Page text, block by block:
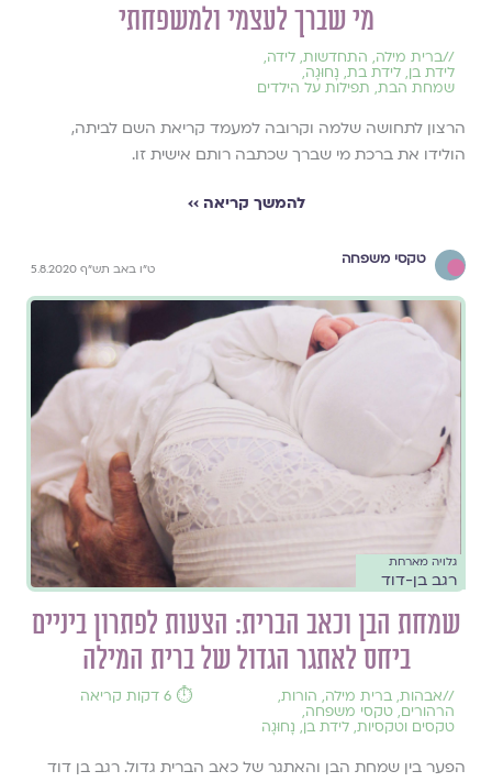
מי שברך לעצמי ולמשפחתי
//ברית מילה, התחדשות, לידה,
לידת בן, לידת בת, נָחוּגָה,
שמחת הבת, תפילות על הילדים
הרצון לתחושה שלמה וקרובה למעמד קריאת השם לביתה,
הולידו את ברכת מי שברך שכתבה רותם אישית זו.
להמשך קריאה ››
טקסי משפחה
ט"ו באב תש"ף 5.8.2020
גלויה מארחת
רגב בן-דוד
שמחת הבן וכאב הברית: הצעות לפתרון ביניים
ביחס לאתגר הגדול של ברית המילה
//אבהות, ברית מילה, הורות,
הרהורים, טקסי משפחה,
טקסים וטקסיות, לידת בן, נָחוּגָה
⏱️ 6 דקות קריאה
הפער בין שמחת הבן והאתגר של כאב הברית גדול. רגב בן דוד